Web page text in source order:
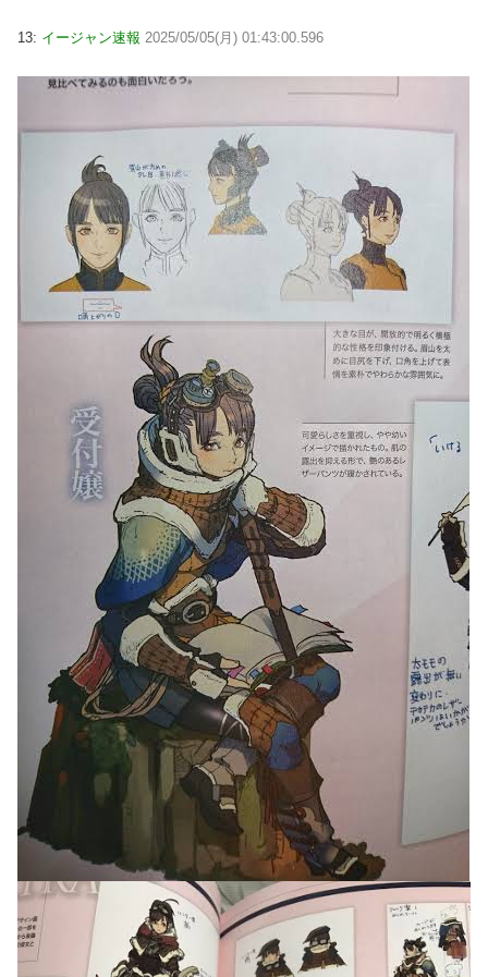
13: イージャン速報 2025/05/05(月) 01:43:00.596